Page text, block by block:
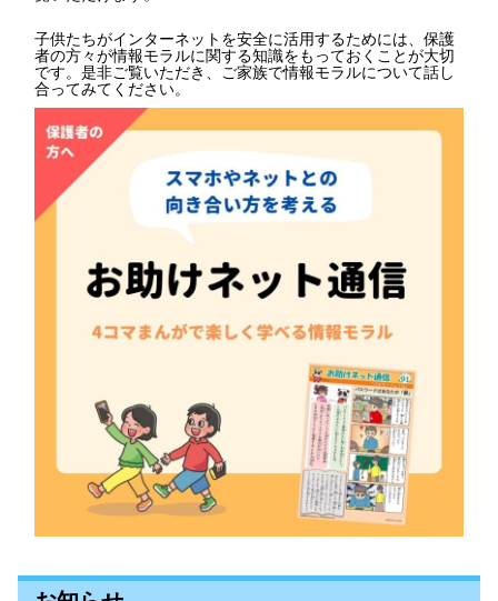
子供たちがインターネットを安全に活用するためには、保護
者の方々が情報モラルに関する知識をもっておくことが大切
です。是非ご覧いただき、ご家族で情報モラルについて話し
合ってみてください。